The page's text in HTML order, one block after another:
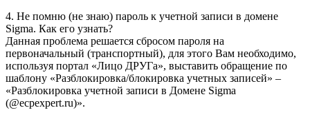
4. Не помню (не знаю) пароль к учетной записи в домене
Sigma. Как его узнать?
Данная проблема решается сбросом пароля на
первоначальный (транспортный), для этого Вам необходимо,
используя портал «Лицо ДРУГа», выставить обращение по
шаблону «Разблокировка/блокировка учетных записей» –
«Разблокировка учетной записи в Домене Sigma
(@ecpexpert.ru)».